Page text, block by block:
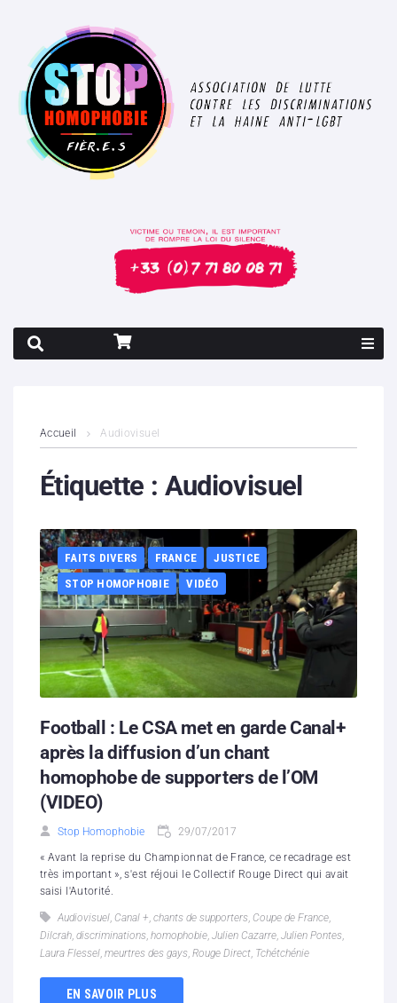
Contenus litigieux
Boutique
Partenaires
Contacts
Hébergement solidaire
Accueil Audiovisuel
Étiquette : Audiovisuel
FAITS DIVERS FRANCE
JUSTICE
STOP HOMOPHOBIE
VIDÉO
Football : Le CSA met en garde Canal+
après la diffusion d’un chant
homophobe de supporters de l’OM
(VIDEO)
Stop Homophobie 29/07/2017
« Avant la reprise du Championnat de France, ce recadrage est
très important », s'est réjoui le Collectif Rouge Direct qui avait
saisi l'Autorité.
Audiovisuel, Canal +, chants de supporters, Coupe de France,
Dilcrah, discriminations, homophobie, Julien Cazarre, Julien Pontes,
Laura Flessel, meurtres des gays, Rouge Direct, Tchétchénie
EN SAVOIR PLUS